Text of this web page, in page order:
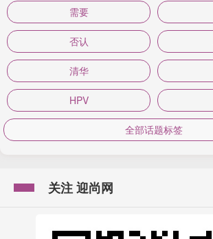
需要
否认
清华
HPV
全部话题标签
关注 迎尚网